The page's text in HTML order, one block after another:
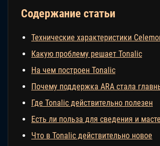
Содержание статьи
Технические характеристики
Какую проблему решает Tonalic
На чем построен Tonalic
Почему поддержка ARA стала
Где Tonalic действительно полезен
Есть ли польза для сведения и
Что в Tonalic действительно новое